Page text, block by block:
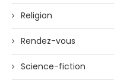
Religion
Rendez-vous
Science-fiction